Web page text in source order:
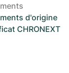
d'origine
CHRONEXT